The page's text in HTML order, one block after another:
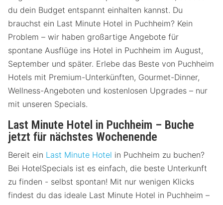
du dein Budget entspannt einhalten kannst. Du
brauchst ein Last Minute Hotel in Puchheim? Kein
Problem – wir haben großartige Angebote für
spontane Ausflüge ins Hotel in Puchheim im August,
September und später. Erlebe das Beste von Puchheim
Hotels mit Premium-Unterkünften, Gourmet-Dinner,
Wellness-Angeboten und kostenlosen Upgrades – nur
mit unseren Specials.
Last Minute Hotel in Puchheim – Buche
jetzt für nächstes Wochenende
Bereit ein Last Minute Hotel in Puchheim zu buchen?
Bei HotelSpecials ist es einfach, die beste Unterkunft
zu finden - selbst spontan! Mit nur wenigen Klicks
findest du das ideale Last Minute Hotel in Puchheim –